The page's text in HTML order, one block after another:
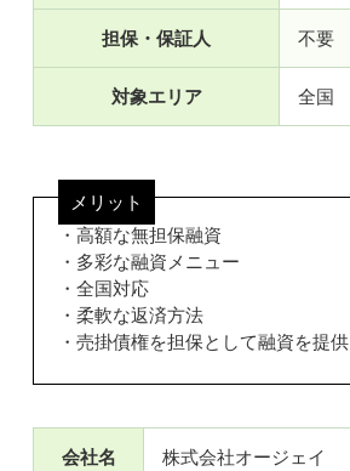
担保・保証人 不要
対象エリア 全国
メリット
・高額な無担保融資
・多彩な融資メニュー
・全国対応
・柔軟な返済方法
・売掛債権を担保として融資を提供
会社名 株式会社オージェイ